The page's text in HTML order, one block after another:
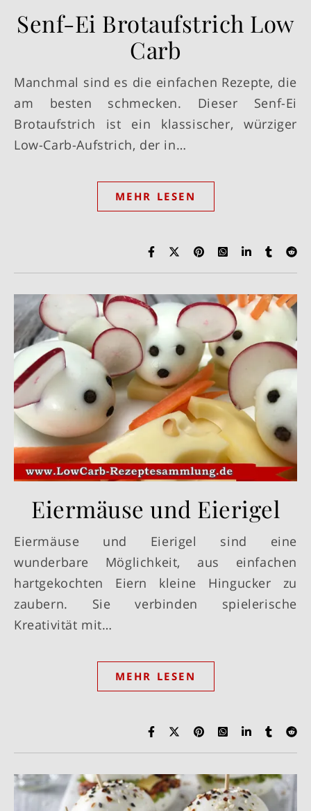
Senf-Ei Brotaufstrich Low
Carb
Manchmal sind es die einfachen Rezepte, die
am besten schmecken. Dieser Senf-Ei
Brotaufstrich ist ein klassischer, würziger
Low-Carb-Aufstrich, der in…
MEHR LESEN
Eiermäuse und Eierigel
Eiermäuse und Eierigel sind eine
wunderbare Möglichkeit, aus einfachen
hartgekochten Eiern kleine Hingucker zu
zaubern. Sie verbinden spielerische
Kreativität mit…
MEHR LESEN